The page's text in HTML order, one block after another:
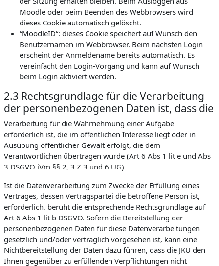
Moodle oder beim Beenden des Webbrowsers wird
dieses Cookie automatisch gelöscht.
“MoodleID“: dieses Cookie speichert auf Wunsch den
Benutzernamen im Webbrowser. Beim nächsten Login
erscheint der Anmeldename bereits automatisch. Es
vereinfacht den Login-Vorgang und kann auf Wunsch
beim Login aktiviert werden.
2.3 Rechtsgrundlage für die Verarbeitung
der personenbezogenen Daten ist, dass die
Verarbeitung für die Wahrnehmung einer Aufgabe
erforderlich ist, die im öffentlichen Interesse liegt oder in
Ausübung öffentlicher Gewalt erfolgt, die dem
Verantwortlichen übertragen wurde (Art 6 Abs 1 lit e und Abs
3 DSGVO iVm §§ 2, 3 Z 3 und 6 UG).
Ist die Datenverarbeitung zum Zwecke der Erfüllung eines
Vertrages, dessen Vertragspartei die betroffene Person ist,
erforderlich, beruht die entsprechende Rechtsgrundlage auf
Art 6 Abs 1 lit b DSGVO. Sofern die Bereitstellung der
personenbezogenen Daten für diese Datenverarbeitungen
gesetzlich und/oder vertraglich vorgesehen ist, kann eine
Nichtbereitstellung der Daten dazu führen, dass die JKU den
Ihnen gegenüber zu erfüllenden Verpflichtungen nicht